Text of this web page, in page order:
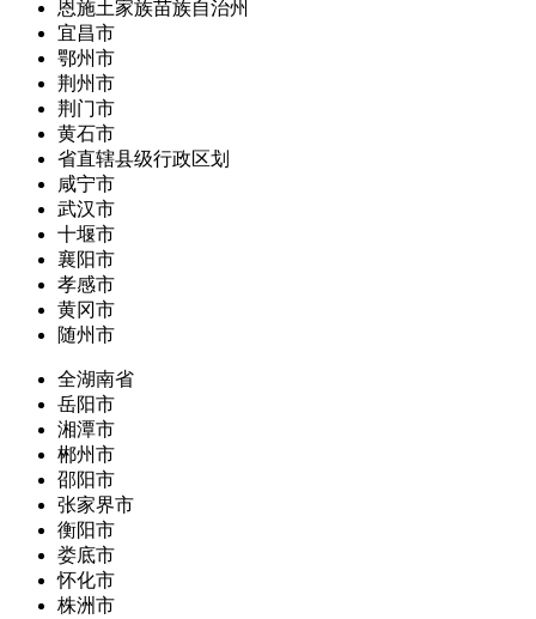
恩施土家族苗族自治州
宜昌市
鄂州市
荆州市
荆门市
黄石市
省直辖县级行政区划
咸宁市
武汉市
十堰市
襄阳市
孝感市
黄冈市
随州市
全湖南省
岳阳市
湘潭市
郴州市
邵阳市
张家界市
衡阳市
娄底市
怀化市
株洲市